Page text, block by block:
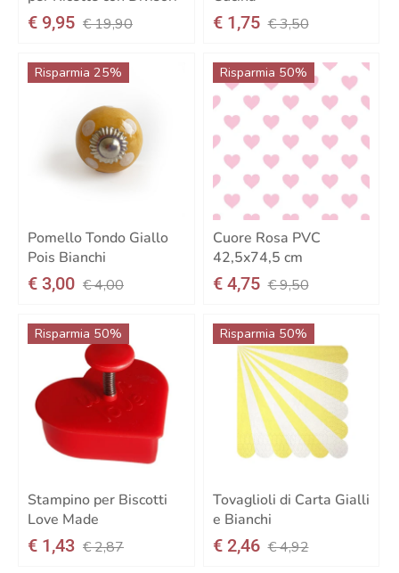
€ 9,95 € 19,90 € 1,75 € 3,50
Risparmia 25%
Pomello Tondo Giallo
Pois Bianchi
€ 3,00 € 4,00
Risparmia 50%
Cuore Rosa PVC
42,5x74,5 cm
€ 4,75 € 9,50
Risparmia 50%
Stampino per Biscotti
Love Made
€ 1,43 € 2,87
Risparmia 50%
Tovaglioli di Carta Gialli
e Bianchi
€ 2,46 € 4,92